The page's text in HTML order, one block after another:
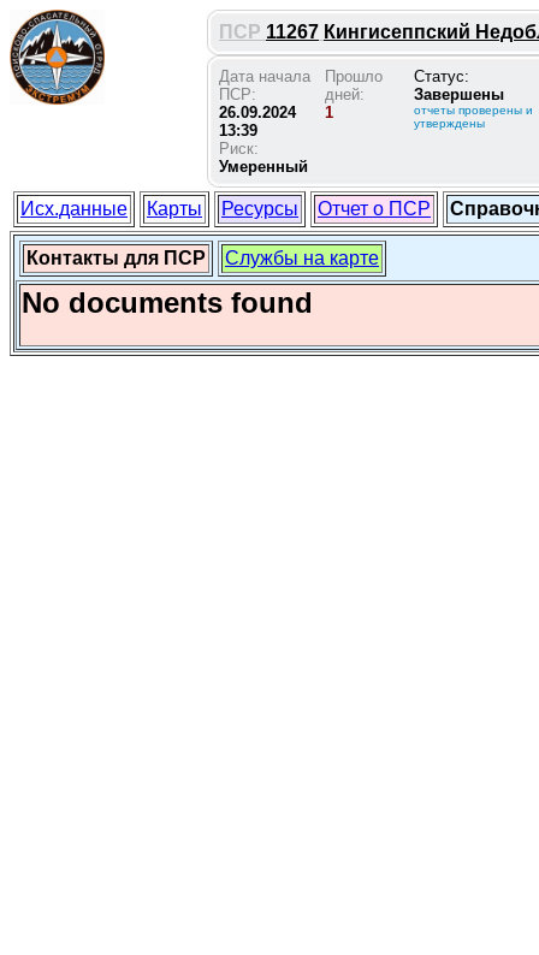
ПСР 11267 Кингисеппский
Дата начала
ПСР:
26.09.2024
13:39
Риск:
Умеренный
Прошло
дней:
1
Статус:
Завершены
отчеты проверены и
утверждены
Исх.данные Карты Ресурсы Отчет о ПСР
Контакты для ПСР Службы на карте
No documents found